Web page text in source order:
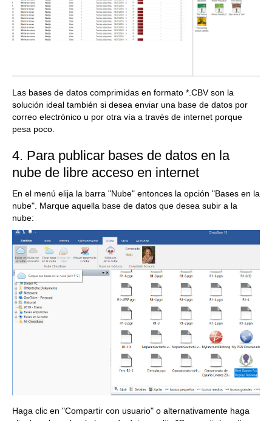
Las bases de datos comprimidas en formato *.CBV son la
solución ideal también si desea enviar una base de datos por
correo electrónico u por otra vía a través de internet porque
pesa poco.
4. Para publicar bases de datos en la
nube de libre acceso en internet
En el menú elija la barra "Nube" entonces la opción "Bases en la
nube". Marque aquella base de datos que desea subir a la
nube:
Haga clic en "Compartir con usuario" o alternativamente haga